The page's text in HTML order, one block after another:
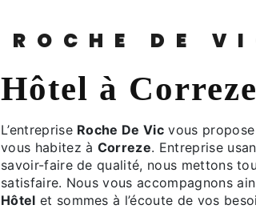
ROCHE DE
Hôtel à Correze
L’entreprise Roche De Vic vous
vous habitez à Correze. Entreprise
savoir-faire de qualité, nous mettons
satisfaire. Nous vous accompagnons
Hôtel et sommes à l’écoute de vos